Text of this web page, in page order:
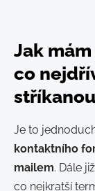
Jak
co
Je to
kontaktního
mailem. Dále
co nejkratší